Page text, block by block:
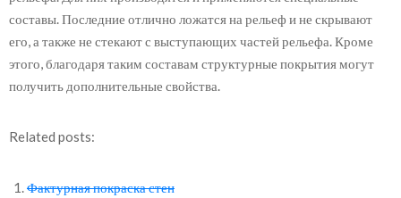
составы. Последние отлично ложатся на рельеф и не скрывают
его, а также не стекают с выступающих частей рельефа. Кроме
этого, благодаря таким составам структурные покрытия могут
получить дополнительные свойства.
Related posts:
Фактурная покраска стен